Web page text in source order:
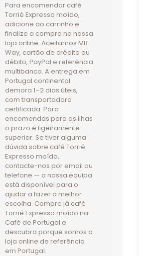
Para encomendar café
Torrié Expresso moído,
adicione ao carrinho e
finalize a compra na nossa
loja online. Aceitamos MB
Way, cartão de crédito ou
débito, PayPal e referência
multibanco. A entrega em
Portugal continental
demora 1–2 dias úteis,
com transportadora
certificada. Para
encomendas para as ilhas
o prazo é ligeiramente
superior. Se tiver alguma
dúvida sobre café Torrié
Expresso moído,
contacte-nos por email ou
telefone — a nossa equipa
está disponível para o
ajudar a fazer a melhor
escolha. Compre já café
Torrié Expresso moído na
Café de Portugal e
descubra porque somos a
loja online de referência
em Portugal.